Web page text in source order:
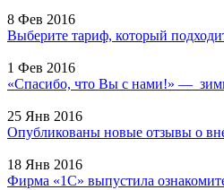
8 Фев 2016
Выберите тариф, который
1 Фев 2016
«Спасибо, что Вы с нами!» —
25 Янв 2016
Опубликованы новые отзывы о
18 Янв 2016
Фирма «1С» выпустила